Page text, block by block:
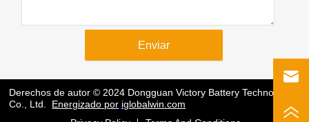
Enviar
Derechos de autor © 2024 Dongguan Victory Battery Technology
Co., Ltd.
Energizado por iglobalwin.com